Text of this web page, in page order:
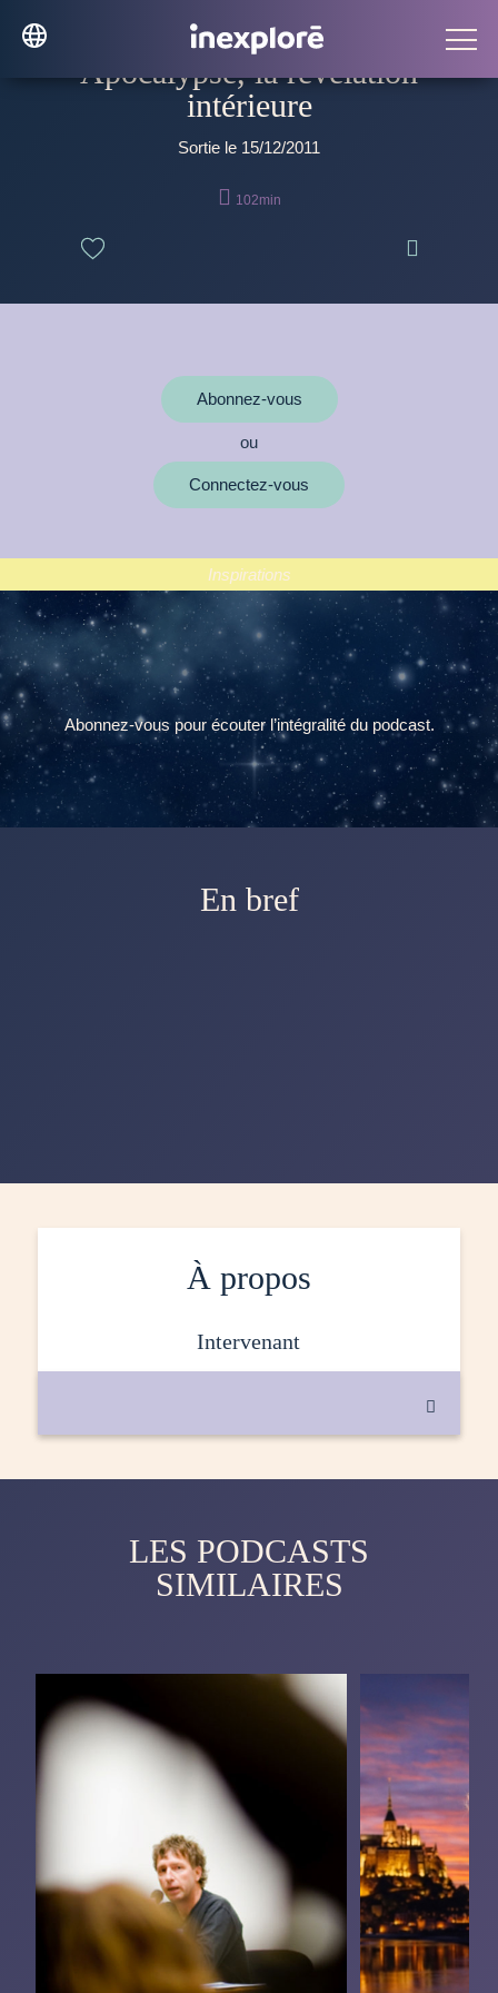
Apocalypse, la révélation
intérieure
Sortie le 15/12/2011
 102min

Abonnez-vous
ou
Connectez-vous
Inspirations
Abonnez-vous pour écouter l’intégralité du podcast.
En bref
À propos
intervenant

LES PODCASTS
SIMILAIRES